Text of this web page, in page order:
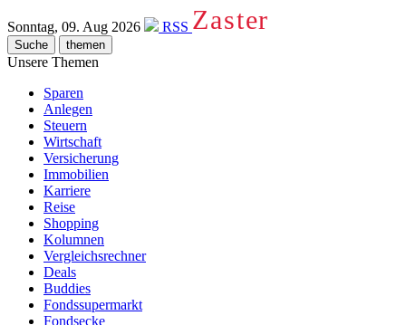
Sonntag, 09. Aug 2026 RSS Zaster
Suche themen
Unsere Themen
Sparen
Anlegen
Steuern
Wirtschaft
Versicherung
Immobilien
Karriere
Reise
Shopping
Kolumnen
Vergleichsrechner
Deals
Buddies
Fondssupermarkt
Fondsecke